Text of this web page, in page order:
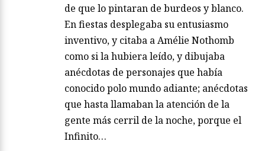
de que lo pintaran de burdeos y blanco.
En fiestas desplegaba su entusiasmo
inventivo, y citaba a Amélie Nothomb
como si la hubiera leído, y dibujaba
anécdotas de personajes que había
conocido polo mundo adiante; anécdotas
que hasta llamaban la atención de la
gente más cerril de la noche, porque el
Infinito…